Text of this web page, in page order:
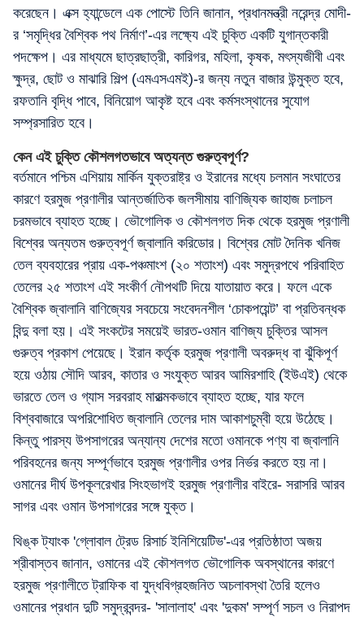
করেছেন। এক্স হ্যান্ডেলে এক পোস্টে তিনি জানান, প্রধানমন্ত্রী নরেন্দ্র মোদী-
র ‘সমৃদ্ধির বৈশ্বিক পথ নির্মাণ’-এর লক্ষ্যে এই চুক্তি একটি যুগান্তকারী
পদক্ষেপ। এর মাধ্যমে ছাত্রছাত্রী, কারিগর, মহিলা, কৃষক, মৎস্যজীবী এবং
ক্ষুদ্র, ছোট ও মাঝারি শিল্প (এমএসএমই)-র জন্য নতুন বাজার উন্মুক্ত হবে,
রফতানি বৃদ্ধি পাবে, বিনিয়োগ আকৃষ্ট হবে এবং কর্মসংস্থানের সুযোগ
সম্প্রসারিত হবে।
কেন এই চুক্তি কৌশলগতভাবে অত্যন্ত গুরুত্বপূর্ণ?
বর্তমানে পশ্চিম এশিয়ায় মার্কিন যুক্তরাষ্ট্র ও ইরানের মধ্যে চলমান সংঘাতের
কারণে হরমুজ প্রণালীর আন্তর্জাতিক জলসীমায় বাণিজ্যিক জাহাজ চলাচল
চরমভাবে ব্যাহত হচ্ছে। ভৌগোলিক ও কৌশলগত দিক থেকে হরমুজ প্রণালী
বিশ্বের অন্যতম গুরুত্বপূর্ণ জ্বালানি করিডোর। বিশ্বের মোট দৈনিক খনিজ
তেল ব্যবহারের প্রায় এক-পঞ্চমাংশ (২০ শতাংশ) এবং সমুদ্রপথে পরিবাহিত
তেলের ২৫ শতাংশ এই সংকীর্ণ নৌপথটি দিয়ে যাতায়াত করে। ফলে একে
বৈশ্বিক জ্বালানি বাণিজ্যের সবচেয়ে সংবেদনশীল ‘চোকপয়েন্ট’ বা প্রতিবন্ধক
বিন্দু বলা হয়। এই সংকটের সময়েই ভারত-ওমান বাণিজ্য চুক্তির আসল
গুরুত্ব প্রকাশ পেয়েছে। ইরান কর্তৃক হরমুজ প্রণালী অবরুদ্ধ বা ঝুঁকিপূর্ণ
হয়ে ওঠায় সৌদি আরব, কাতার ও সংযুক্ত আরব আমিরশাহি (ইউএই) থেকে
ভারতে তেল ও গ্যাস সরবরাহ মারাত্মকভাবে ব্যাহত হচ্ছে, যার ফলে
বিশ্ববাজারে অপরিশোধিত জ্বালানি তেলের দাম আকাশচুম্বী হয়ে উঠেছে।
কিন্তু পারস্য উপসাগরের অন্যান্য দেশের মতো ওমানকে পণ্য বা জ্বালানি
পরিবহনের জন্য সম্পূর্ণভাবে হরমুজ প্রণালীর ওপর নির্ভর করতে হয় না।
ওমানের দীর্ঘ উপকূলরেখার সিংহভাগই হরমুজ প্রণালীর বাইরে- সরাসরি আরব
সাগর এবং ওমান উপসাগরের সঙ্গে যুক্ত।
থিঙ্ক ট্যাংক 'গ্লোবাল ট্রেড রিসার্চ ইনিশিয়েটিভ'-এর প্রতিষ্ঠাতা অজয়
শ্রীবাস্তব জানান, ওমানের এই কৌশলগত ভৌগোলিক অবস্থানের কারণে
হরমুজ প্রণালীতে ট্রাফিক বা যুদ্ধবিগ্রহজনিত অচলাবস্থা তৈরি হলেও
ওমানের প্রধান দুটি সমুদ্রবন্দর- 'সালালাহ' এবং 'দুকম' সম্পূর্ণ সচল ও নিরাপদ